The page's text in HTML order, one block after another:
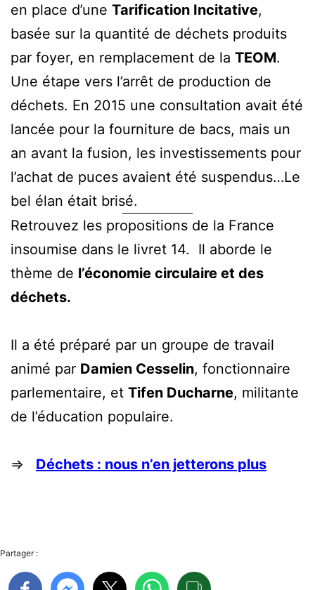
en place d’une Tarification Incitative,
basée sur la quantité de déchets produits
par foyer, en remplacement de la TEOM.
Une étape vers l’arrêt de production de
déchets. En 2015 une consultation avait été
lancée pour la fourniture de bacs, mais un
an avant la fusion, les investissements pour
l’achat de puces avaient été suspendus…Le
bel élan était brisé.
Retrouvez les propositions de la France
insoumise dans le livret 14. Il aborde le
thème de l’économie circulaire et des
déchets.
Il a été préparé par un groupe de travail
animé par Damien Cesselin, fonctionnaire
parlementaire, et Tifen Ducharne, militante
de l’éducation populaire.
⇒ Déchets : nous n’en jetterons plus
Partager :